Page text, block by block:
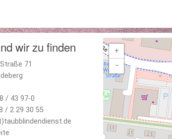
wir zu finden
71
/ 43 97-0
/ 2 29 30 55
+
−